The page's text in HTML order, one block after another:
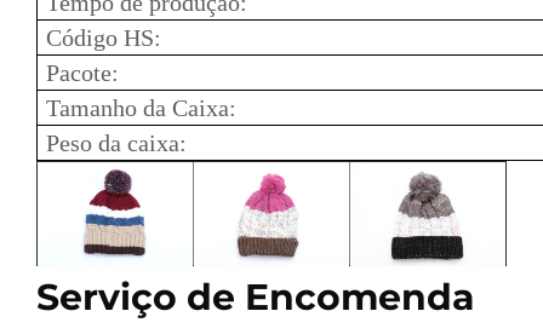
Código HS:
Pacote:
Tamanho da Caixa:
Peso da caixa:
Serviço de Encomenda